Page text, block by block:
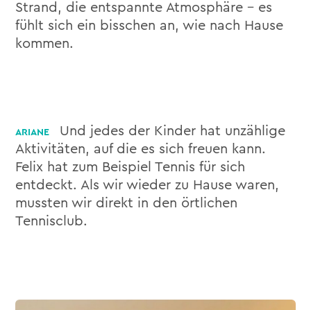
Strand, die entspannte Atmosphäre – es
fühlt sich ein bisschen an, wie nach Hause
kommen.
Und jedes der Kinder hat unzählige
Aktivitäten, auf die es sich freuen kann.
Felix hat zum Beispiel Tennis für sich
entdeckt. Als wir wieder zu Hause waren,
mussten wir direkt in den örtlichen
Tennisclub.